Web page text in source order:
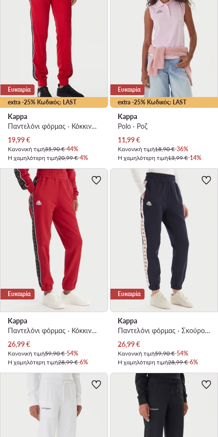
extra -25% Κωδικός: LAST
Ευκαιρία
Kappa
Παντελόνι φόρμας · Κόκκινο · Slim Fit
Τρέχουσα τιμή
19,99€
Κανονική τιμή35,90 €-44%
Η χαμηλότερη τιμή20,99 €-4%
extra -25% Κωδικός: LAST
Ευκαιρία
Kappa
Polo · Ροζ
Τρέχουσα τιμή
11,99€
Κανονική τιμή18,90 €-36%
Η χαμηλότερη τιμή13,99 €-14%
Ευκαιρία
Kappa
Παντελόνι φόρμας · Κόκκινο · Regular Fit
Τρέχουσα τιμή
26,99€
Κανονική τιμή59,90 €-54%
Η χαμηλότερη τιμή28,99 €-6%
Ευκαιρία
Kappa
Παντελόνι φόρμας · Σκούρο μπλε · Regular Fit
Τρέχουσα τιμή
26,99€
Κανονική τιμή59,90 €-54%
Η χαμηλότερη τιμή28,99 €-6%